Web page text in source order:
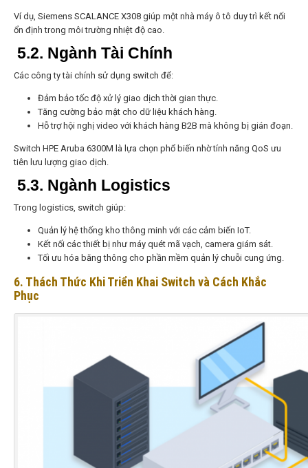
Ví dụ, Siemens SCALANCE X308 giúp một nhà máy ô tô duy trì kết nối
ổn định trong môi trường nhiệt độ cao.
5.2. Ngành Tài Chính
Các công ty tài chính sử dụng switch để:
Đảm bảo tốc độ xử lý giao dịch thời gian thực.
Tăng cường bảo mật cho dữ liệu khách hàng.
Hỗ trợ hội nghị video với khách hàng B2B mà không bị gián đoạn.
Switch HPE Aruba 6300M là lựa chọn phổ biến nhờ tính năng QoS ưu
tiên lưu lượng giao dịch.
5.3. Ngành Logistics
Trong logistics, switch giúp:
Quản lý hệ thống kho thông minh với các cảm biến IoT.
Kết nối các thiết bị như máy quét mã vạch, camera giám sát.
Tối ưu hóa băng thông cho phần mềm quản lý chuỗi cung ứng.
6. Thách Thức Khi Triển Khai Switch và Cách Khắc
Phục